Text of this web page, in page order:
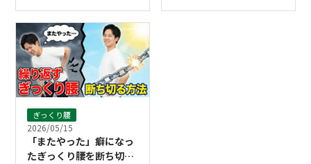
ちな3つ｜こころ整骨院
琴似院
ぎっくり腰
2026/05/15
「またやった」癖になっ
たぎっくり腰を断ち切る